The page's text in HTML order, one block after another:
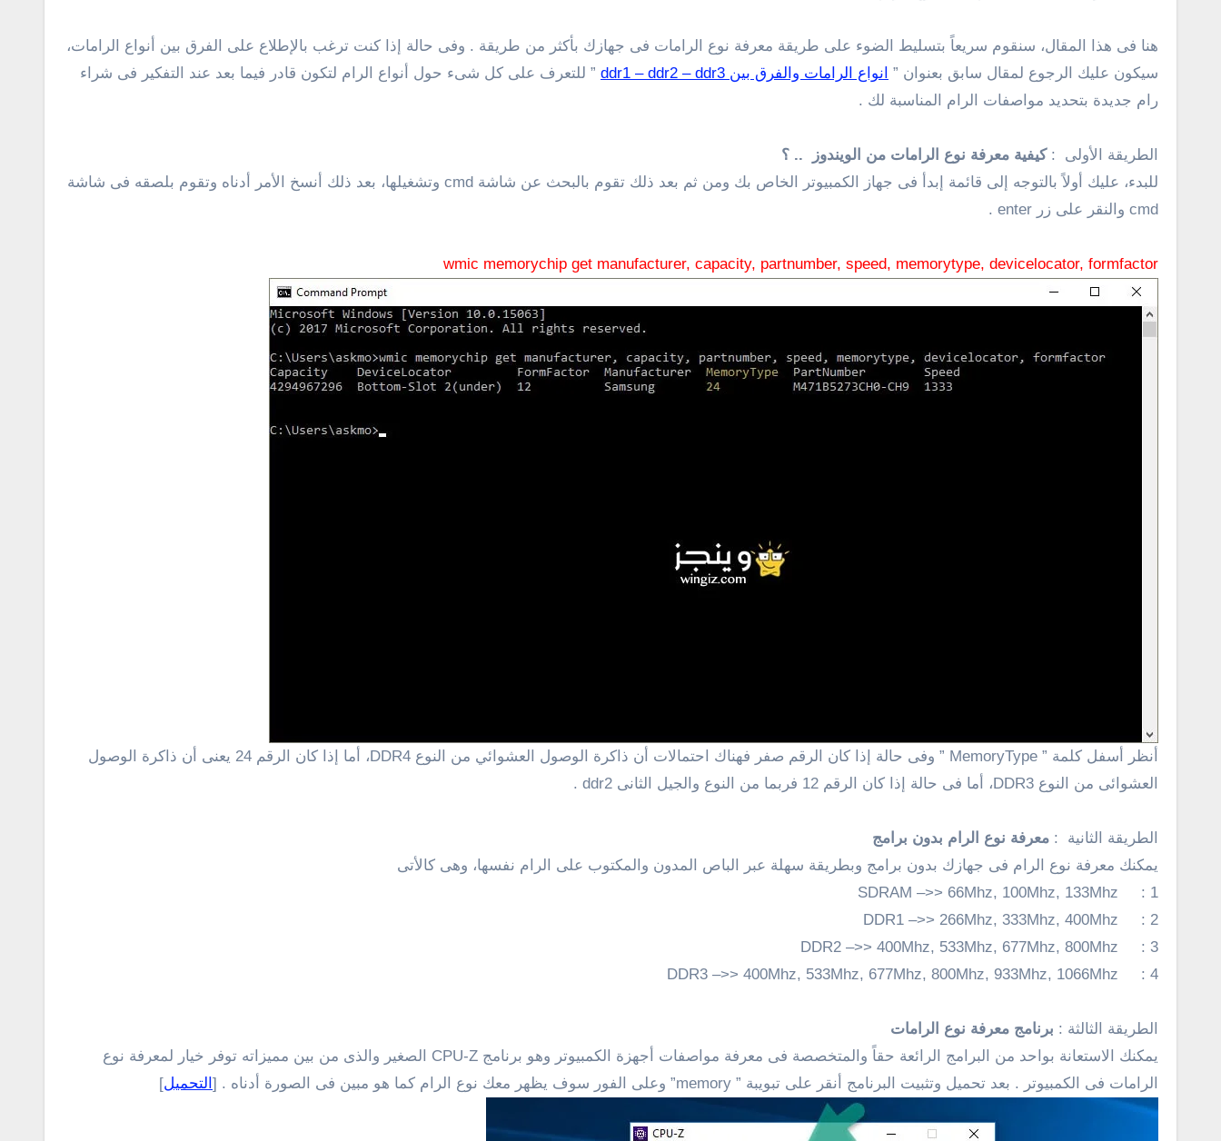
هنا فى هذا المقال، سنقوم سريعاً بتسليط الضوء على طريقة معرفة نوع الرامات فى جهازك بأكثر من طريقة . وفى حالة إذا كنت ترغب بالإطلاع على الفرق بين أنواع الرامات،
سيكون عليك الرجوع لمقال سابق بعنوان ” انواع الرامات والفرق بين ddr1 – ddr2 – ddr3
” للتعرف على كل شىء حول أنواع الرام لتكون قادر فيما بعد عند التفكير فى شراء
رام جديدة بتحديد مواصفات الرام المناسبة لك .
الطريقة الأولى :كيفية معرفة نوع الرامات من الويندوز .. ؟
للبدء، عليك أولاً بالتوجه إلى قائمة إبدأ فى جهاز الكمبيوتر الخاص بك ومن ثم بعد ذلك تقوم بالبحث عن شاشة cmd وتشغيلها، بعد ذلك أنسخ الأمر أدناه وتقوم بلصقه فى شاشة
cmd والنقر على زر enter .
wmic memorychip get manufacturer, capacity, partnumber, speed, memorytype, devicelocator, formfactor
أنظر أسفل كلمة ” MemoryType ” وفى حالة إذا كان الرقم صفر فهناك احتمالات أن ذاكرة الوصول العشوائي من النوع DDR4
، أما إذا كان الرقم 24 يعنى أن ذاكرة الوصول
العشوائى من النوع DDR3، أما فى حالة إذا كان الرقم 12 فربما من النوع والجيل الثانى ddr2 .
الطريقة الثانية : معرفة نوع الرام بدون برامج
يمكنك معرفة نوع الرام فى جهازك بدون برامج وبطريقة سهلة عبر الباص المدون والمكتوب على الرام نفسها، وهى كالأتى
1 : SDRAM –>> 66Mhz, 100Mhz, 133Mhz
2 : DDR1 –>> 266Mhz, 333Mhz, 400Mhz
3 : DDR2 –>> 400Mhz, 533Mhz, 677Mhz, 800Mhz
4 : DDR3 –>> 400Mhz, 533Mhz, 677Mhz, 800Mhz, 933Mhz, 1066Mhz
الطريقة الثالثة : برنامج معرفة نوع الرامات
يمكنك الاستعانة بواحد من البرامج الرائعة حقاً والمتخصصة فى معرفة مواصفات أجهزة الكمبيوتر وهو برنامج CPU-Z الصغير والذى من بين مميزاته توفر خيار لمعرفة نوع
الرامات فى الكمبيوتر . بعد تحميل وتثبيت البرنامج أنقر على تبويبة ” memory” وعلى الفور سوف يظهر معك نوع الرام كما هو مبين فى الصورة أدناه . [
التحميل]